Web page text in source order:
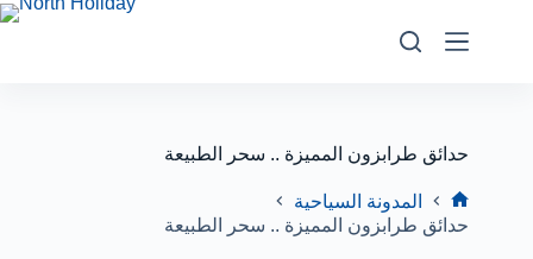
حدائق طرابزون المميزة .. سحر الطبيعة
المدونة السياحية
حدائق طرابزون المميزة .. سحر الطبيعة